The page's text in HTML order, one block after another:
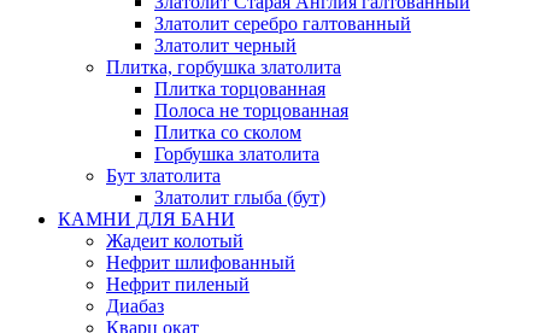
Златолит серебро галтованный
Златолит черный
Плитка, горбушка златолита
Плитка торцованная
Полоса не торцованная
Плитка со сколом
Горбушка златолита
Бут златолита
Златолит глыба (бут)
КАМНИ ДЛЯ БАНИ
Жадеит колотый
Нефрит шлифованный
Нефрит пиленый
Диабаз
Кварц окат